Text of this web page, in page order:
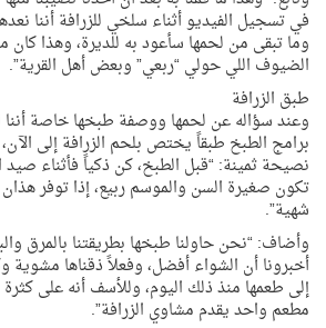
في تسجيل الفيديو أثناء سلخي للزرافة أننا
وما تبقى من لحمها سأعود به للديرة، وهذا كان
الضيوف اللي حولي “ربعي” وبعض أهل القرية”.
طبق الزرافة
وعند سؤاله عن لحمها ووصفة طبخها خاصة
برامج الطبخ طبقاً يختص بلحم الزرافة إلى
نصيحة ثمينة: “قبل الطبخ، كن ذكياً فأثناء
تكون صغيرة السن والموسم ربيع، إذا توفر
شهية”.
وأضاف: “نحن حاولنا طبخها بطريقتنا بالمرق
أخبرونا أن الشواء أفضل، وفعلاً ذقناها مشوية
إلى طعمها منذ ذلك اليوم، وللأسف أنه على كثرة
مطعم واحد يقدم مشاوي الزرافة”.